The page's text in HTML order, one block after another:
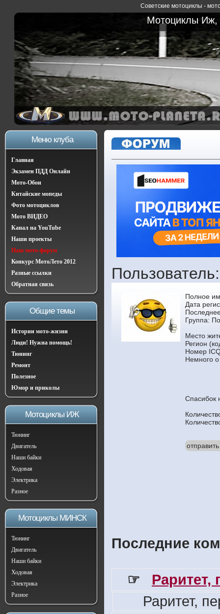
Советские мотоциклы -
Мотоциклы Иж,
Меню клуба
Главная
Экзамен ПДД Онлайн
Мото-Обои
Китайские мопеды
Фото мотоциклов
Мото ВИДЕО
Канал на YouTube
Наши проекты
Наш мото-форум
Конкурс МотоЛето 2012
Разные ссылки
Обратная связь
Общие темы
Истории мото-жизни
Люди! Нужна помощь!
Тюнинг
Ремонт
Полезное
Юмор и приколы
Мотоциклы ИЖ
Тюнинг
Двигатель
Наши байки
Ходовая
Электрика
Разное
Мотоциклы МИНСК
Тюнинг
Двигатель
Наши байки
Ходовая
Электрика
Разное
Полное
Дата
Группа:
Место
Регион
Номер
Немного
Спасибок
Последние
☞
Раритет,
Раритет,